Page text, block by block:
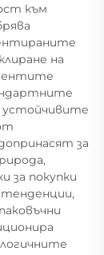
към
на
устойчивите
за
за покупки